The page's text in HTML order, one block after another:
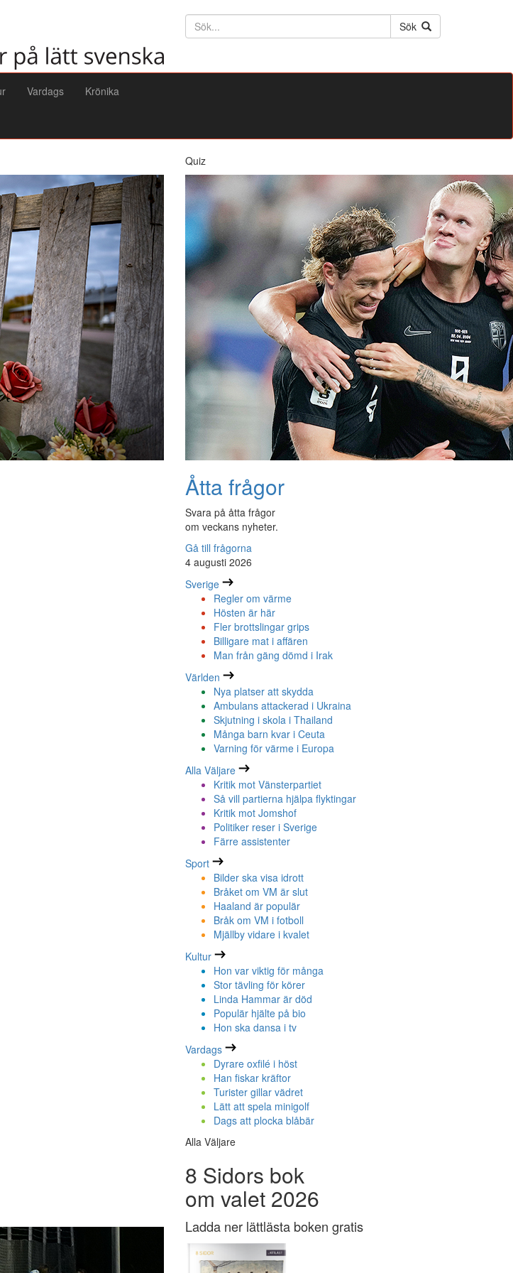
Söktext
Sök
Vardags Krönika
Quiz
Åtta frågor
Svara på åtta frågor
om veckans nyheter.
Gå till frågorna
4 augusti 2026
Sverige
Regler om värme
Hösten är här
Fler brottslingar grips
Billigare mat i affären
Man från gäng dömd i Irak
Världen
Nya platser att skydda
Ambulans attackerad i Ukraina
Skjutning i skola i Thailand
Många barn kvar i Ceuta
Varning för värme i Europa
Alla Väljare
Kritik mot Vänsterpartiet
Så vill partierna hjälpa flyktingar
Kritik mot Jomshof
Politiker reser i Sverige
Färre assistenter
Sport
Bilder ska visa idrott
Bråket om VM är slut
Haaland är populär
Bråk om VM i fotboll
Mjällby vidare i kvalet
Kultur
Hon var viktig för många
Stor tävling för körer
Linda Hammar är död
Populär hjälte på bio
Hon ska dansa i tv
Vardags
Dyrare oxfilé i höst
Han fiskar kräftor
Turister gillar vädret
Lätt att spela minigolf
Dags att plocka blåbär
Alla Väljare
8 Sidors bok
om valet 2026
Ladda ner lättlästa boken gratis